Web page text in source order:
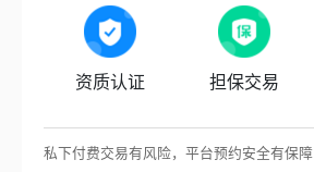
资质认证 担保交易
私下付费交易有风险，平台预约安全有保障